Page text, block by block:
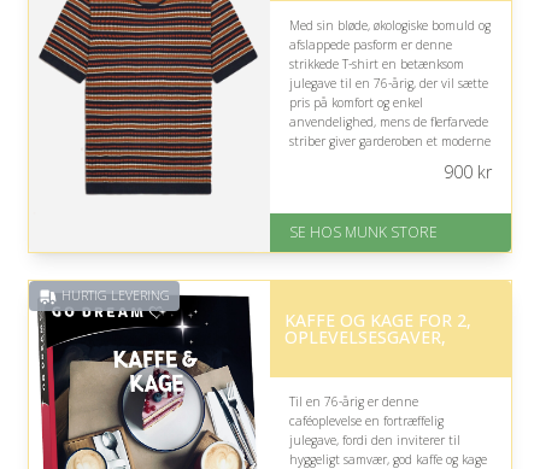
Med sin bløde, økologiske bomuld og
afslappede pasform er denne
strikkede T-shirt en betænksom
julegave til en 76-årig, der vil sætte
pris på komfort og enkel
anvendelighed, mens de flerfarvede
striber giver garderoben et moderne
Fremragende Trustpilot rating
900kr
SE HOS MUNK STORE
HURTIG LEVERING
KAFFE OG KAGE FOR 2,
OPLEVELSESGAVER,
Til en 76-årig er denne
caféoplevelse en fortræffelig
julegave, fordi den inviterer til
hyggeligt samvær, god kaffe og kage